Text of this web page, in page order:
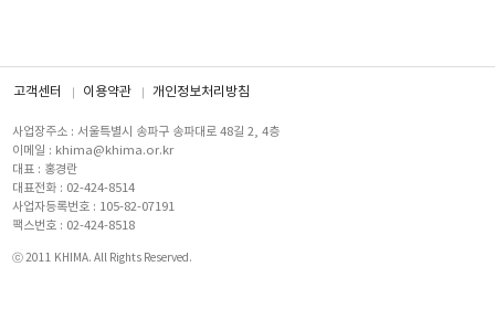
고객센터 이용약관 개인정보처리방침
사업장주소 : 서울특별시 송파구 송파대로 48길 2, 4층
이메일 : khima@khima.or.kr
대표 : 홍경란
대표전화 : 02-424-8514
사업자등록번호 : 105-82-07191
팩스번호 : 02-424-8518
ⓒ 2011 KHIMA. All Rights Reserved.